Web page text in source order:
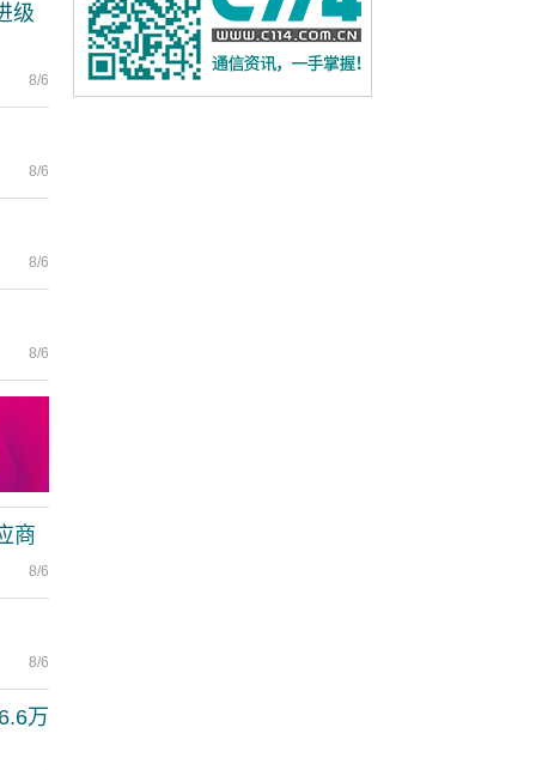
级
8/6
8/6
8/6
8/6
商
8/6
8/6
万